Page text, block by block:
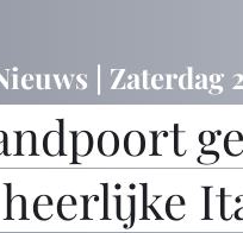
| Zaterdag